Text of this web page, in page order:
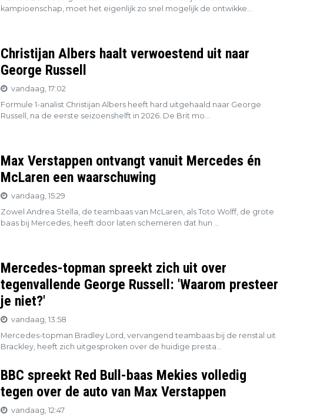
kampioenschap, moet het eigenlijk zo snel mogelijk de ontwikke...
Christijan Albers haalt verwoestend uit naar
George Russell
vandaag, 17:02
Formule 1-analist Christijan Albers heeft hard uitgehaald naar George
Russell, na de eerste seizoenshelft in 2026. De Brit mo...
Max Verstappen ontvangt vanuit Mercedes én
McLaren een waarschuwing
vandaag, 15:29
Zowel Andrea Stella, de teambaas van McLaren, als Toto Wolff, de grote
baas bij Mercedes, heeft door laten schemeren dat hun ...
Mercedes-topman spreekt zich uit over
tegenvallende George Russell: 'Waarom presteer
je niet?'
vandaag, 13:58
Mercedes-topman Bradley Lord, vervangend teambaas bij de renstal uit
Brackley, heeft zich uitgesproken over de huidige presta...
BBC spreekt Red Bull-baas Mekies volledig
tegen over de auto van Max Verstappen
vandaag, 12:47